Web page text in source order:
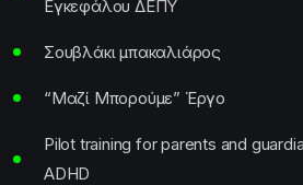
Εγκεφάλου ΔΕΠΥ
Σουβλάκι μπακαλιάρος
“Μαζί Μπορούμε” Έργο
Pilot training for parents and
ADHD